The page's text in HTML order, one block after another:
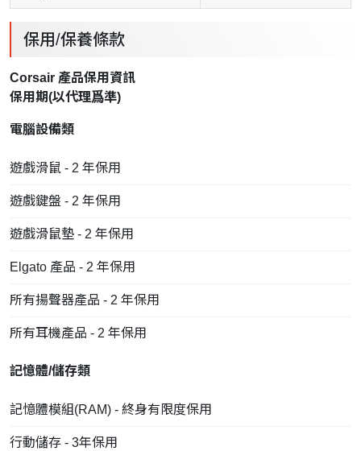
保用/保養條款
Corsair 產品保用資訊
保用期(以代理爲準)
電腦設備類
遊戲滑鼠 - 2 年保用
遊戲鍵盤 - 2 年保用
遊戲滑鼠墊 - 2 年保用
Elgato 產品 - 2 年保用
所有揚聲器產品 - 2 年保用
所有耳機產品 - 2 年保用
記憶體/儲存類
記憶體模組(RAM) - 終身有限度保用
行動儲存 - 3年保用